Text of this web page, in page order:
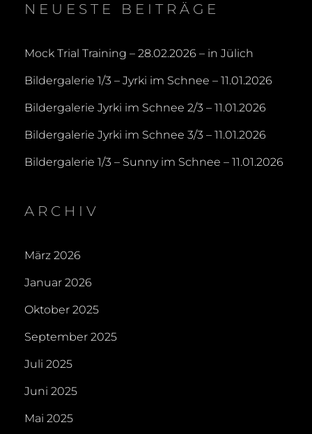
NEUESTE BEITRÄGE
Mock Trial Training – 28.02.2026 – in Jülich
Bildergalerie 1/3 – Jyrki im Schnee – 11.01.2026
Bildergalerie Jyrki im Schnee 2/3 – 11.01.2026
Bildergalerie Jyrki im Schnee 3/3 – 11.01.2026
Bildergalerie 1/3 – Sunny im Schnee – 11.01.2026
ARCHIV
März 2026
Januar 2026
Oktober 2025
September 2025
Juli 2025
Juni 2025
Mai 2025